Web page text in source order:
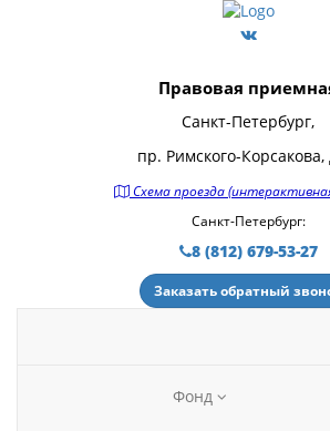
Правовая
Санкт-Петербург,
пр. Римского-Корсакова,
Схема проезда
Санкт-Петербург:
8 (812) 679-53-27
Заказать обратный
Фонд